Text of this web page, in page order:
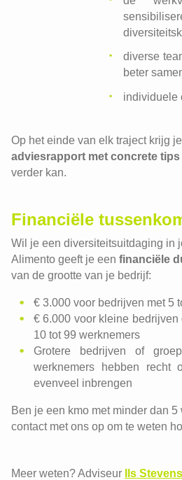
diverse
beter
individuele
Op het einde van elk traject krijg
adviesrapport met concrete
verder kan.
Financiële
Wil je een diversiteitsuitdaging in
Alimento geeft je een financiële
van de grootte van je bedrijf:
€ 3.000 voor bedrijven met 5
€ 6.000 voor kleine
10 tot 99 werknemers
Grotere bedrijven of
werknemers hebben
evenveel inbrengen
Ben je een kmo met minder dan
contact met ons op om te weten
Meer weten? Adviseur Ils Stevens
Discriminatie voorkomen